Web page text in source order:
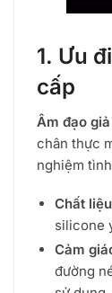
1. Ưu
cấp
Âm đạo
chân thực
nghiệm
Chất
silicone
Cảm
đường